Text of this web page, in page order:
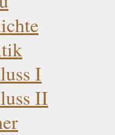
I
II